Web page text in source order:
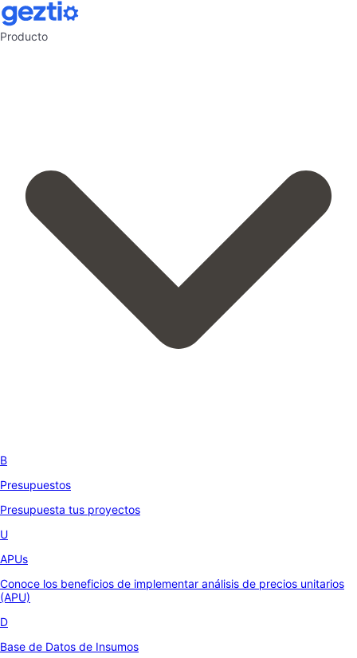
Producto
B
Presupuestos
Presupuesta tus proyectos
U
APUs
Conoce los beneficios de implementar análisis de precios unitarios
(APU)
D
Base de Datos de Insumos